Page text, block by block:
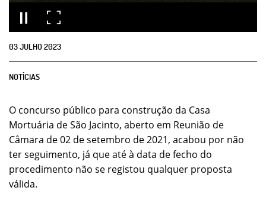
03JULHO2023
NOTÍCIAS
O concurso público para construção da Casa
Mortuária de São Jacinto, aberto em Reunião de
Câmara de 02 de setembro de 2021, acabou por não
ter seguimento, já que até à data de fecho do
procedimento não se registou qualquer proposta
válida.